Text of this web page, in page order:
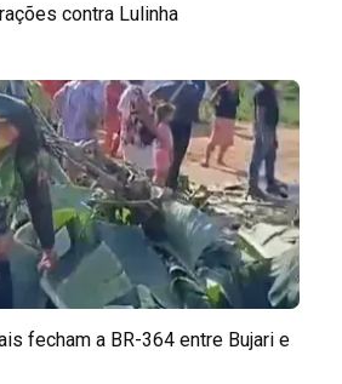
contra Lulinha
fecham a BR-364 entre Bujari e